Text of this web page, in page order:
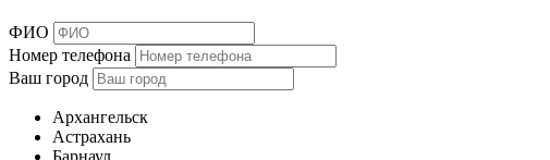
ФИО
Номер телефона
Ваш город
Архангельск
Астрахань
Барнаул